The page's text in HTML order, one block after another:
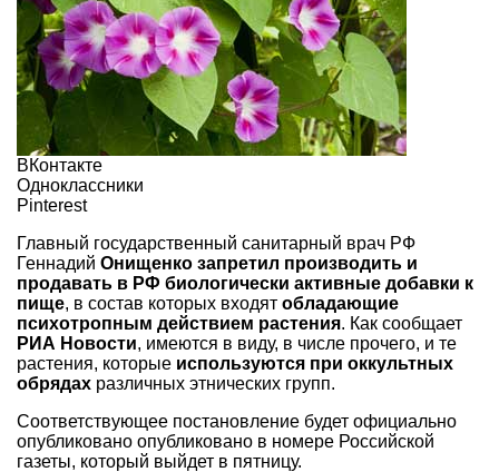
ВКонтакте
Одноклассники
Pinterest
Главный государственный санитарный врач РФ
Геннадий Онищенко запретил производить и
продавать в РФ биологически активные добавки к
пище, в состав которых входят обладающие
психотропным действием растения. Как сообщает
РИА Новости, имеются в виду, в числе прочего, и те
растения, которые используются при оккультных
обрядах различных этнических групп.
Соответствующее постановление будет официально
опубликовано опубликовано в номере Российской
газеты, который выйдет в пятницу.